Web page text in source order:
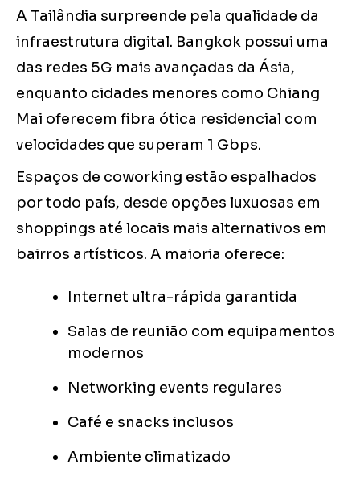
A Tailândia surpreende pela qualidade da
infraestrutura digital. Bangkok possui uma
das redes 5G mais avançadas da Ásia,
enquanto cidades menores como Chiang
Mai oferecem fibra ótica residencial com
velocidades que superam 1 Gbps.
Espaços de coworking estão espalhados
por todo país, desde opções luxuosas em
shoppings até locais mais alternativos em
bairros artísticos. A maioria oferece:
Internet ultra-rápida garantida
Salas de reunião com equipamentos
modernos
Networking events regulares
Café e snacks inclusos
Ambiente climatizado